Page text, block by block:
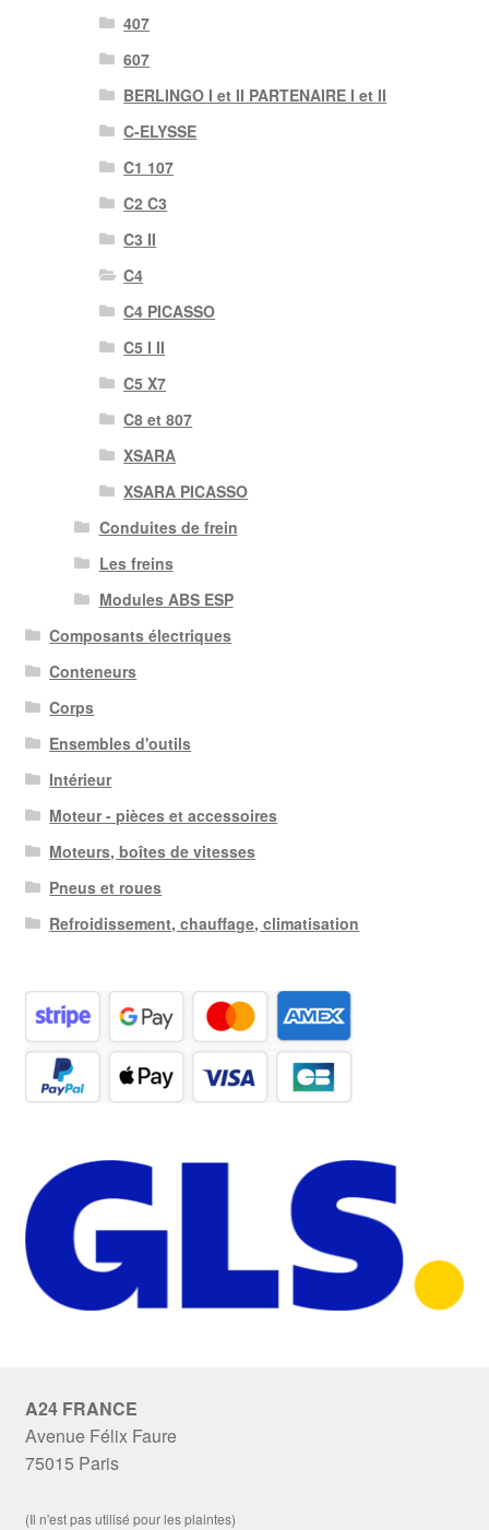
407
607
BERLINGO I et II PARTENAIRE I et II
C-ELYSSE
C1 107
C2 C3
C3 II
C4
C4 PICASSO
C5 I II
C5 X7
C8 et 807
XSARA
XSARA PICASSO
Conduites de frein
Les freins
Modules ABS ESP
Composants électriques
Conteneurs
Corps
Ensembles d'outils
Intérieur
Moteur - pièces et accessoires
Moteurs, boîtes de vitesses
Pneus et roues
Refroidissement, chauffage, climatisation
A24 FRANCE
Avenue Félix Faure
75015 Paris
(Il n'est pas utilisé pour les plaintes)